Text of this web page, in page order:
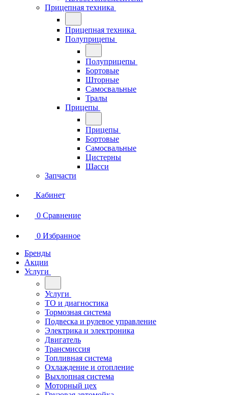
Прицепная техника
Прицепная техника
Полуприцепы
Полуприцепы
Бортовые
Шторные
Самосвальные
Тралы
Прицепы
Прицепы
Бортовые
Самосвальные
Цистерны
Шасси
Запчасти
Кабинет
0 Сравнение
0 Избранное
Бренды
Акции
Услуги
Услуги
ТО и диагностика
Тормозная система
Подвеска и рулевое управление
Электрика и электроника
Двигатель
Трансмиссия
Топливная система
Охлаждение и отопление
Выхлопная система
Моторный цех